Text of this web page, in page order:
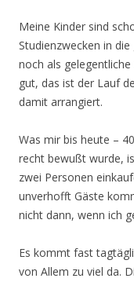
Meine Kinder sind
Studienzwecken in
noch als
gut, das ist der Lauf
damit arrangiert.
Was mir bis heute –
recht bewußt wurde,
zwei Personen
unverhofft Gäste
nicht dann, wenn ich
Es kommt fast
von Allem zu viel da.